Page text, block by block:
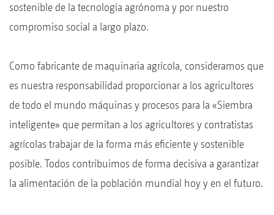
sostenible de la tecnología agrónoma y por nuestro
compromiso social a largo plazo.
Como fabricante de maquinaria agrícola, consideramos que
es nuestra responsabilidad proporcionar a los agricultores
de todo el mundo máquinas y procesos para la «Siembra
inteligente» que permitan a los agricultores y contratistas
agrícolas trabajar de la forma más eficiente y sostenible
posible. Todos contribuimos de forma decisiva a garantizar
la alimentación de la población mundial hoy y en el futuro.